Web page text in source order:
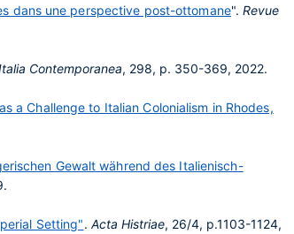
dans une perspective post-ottomane". Revue
Contemporanea, 298, p. 350-369, 2022.
a Challenge to Italian Colonialism in Rhodes,
Gewalt während des Italienisch-
Setting". Acta Histriae, 26/4, p.1103-1124,